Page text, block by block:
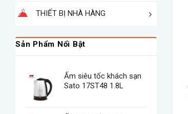
THIẾT BỊ NHÀ HÀNG
Sản Phẩm Nổi Bật
Ấm siêu tốc khách sạn
Sato 17ST48 1.8L